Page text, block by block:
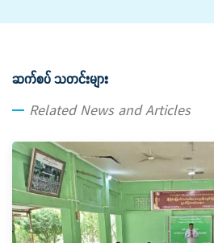
ဆက်စပ် သတင်းများ
Related News and Articles